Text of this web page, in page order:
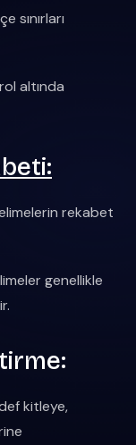
sınırları
altında
rekabet
genellikle
kitleye,